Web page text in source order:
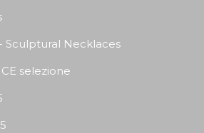
Sculptural Necklaces
selezione